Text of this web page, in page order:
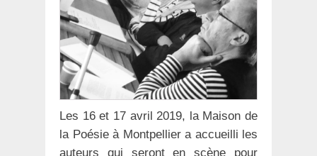
Les 16 et 17 avril 2019, la Maison de
la Poésie à Montpellier a accueilli les
auteurs qui seront en scène pour